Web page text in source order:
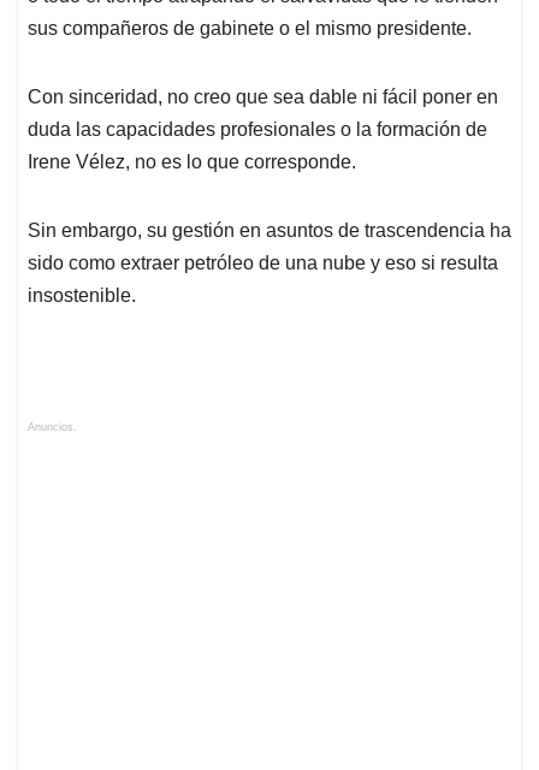
sus compañeros de gabinete o el mismo presidente.
Con sinceridad, no creo que sea dable ni fácil poner en
duda las capacidades profesionales o la formación de
Irene Vélez, no es lo que corresponde.
Sin embargo, su gestión en asuntos de trascendencia ha
sido como extraer petróleo de una nube y eso si resulta
insostenible.
Anuncios.